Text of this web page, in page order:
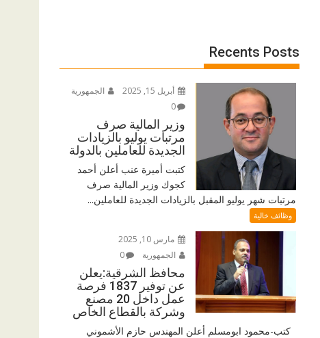
Recents Posts
أبريل 15, 2025
الجمهورية
0
وزير المالية صرف
مرتبات يوليو بالزيادات
الجديدة للعاملين بالدولة
كتبت أميرة عنب أعلن أحمد
كجوك وزير المالية صرف
مرتبات شهر يوليو المقبل بالزيادات الجديدة للعاملين...
وظائف خالية
مارس 10, 2025
الجمهورية
0
محافظ الشرقية:يعلن
عن توفير 1837 فرصة
عمل داخل 20 مصنع
وشركة بالقطاع الخاص
كتب-محمود ابومسلم أعلن المهندس حازم الأشموني